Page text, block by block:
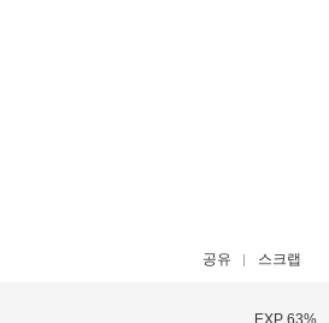
공유 스크랩
EXP 63%